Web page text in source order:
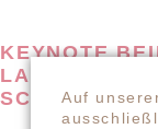
KEYNOTE
LACHYOGA-
SCHEEL
Auf